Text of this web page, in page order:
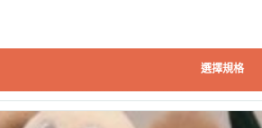
選擇規格